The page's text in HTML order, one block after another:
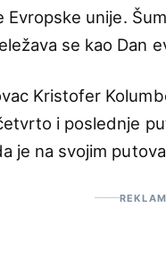
unije.
se kao Dan
Kristofer
i poslednje
je na svojim